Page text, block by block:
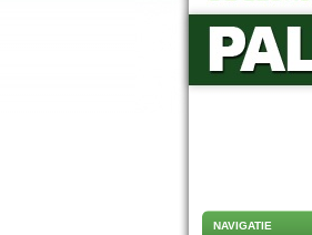
NAVIGATIE